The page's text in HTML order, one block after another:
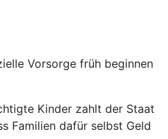
Vorsorge früh beginnen
Kinder zahlt der Staat
Familien dafür selbst Geld